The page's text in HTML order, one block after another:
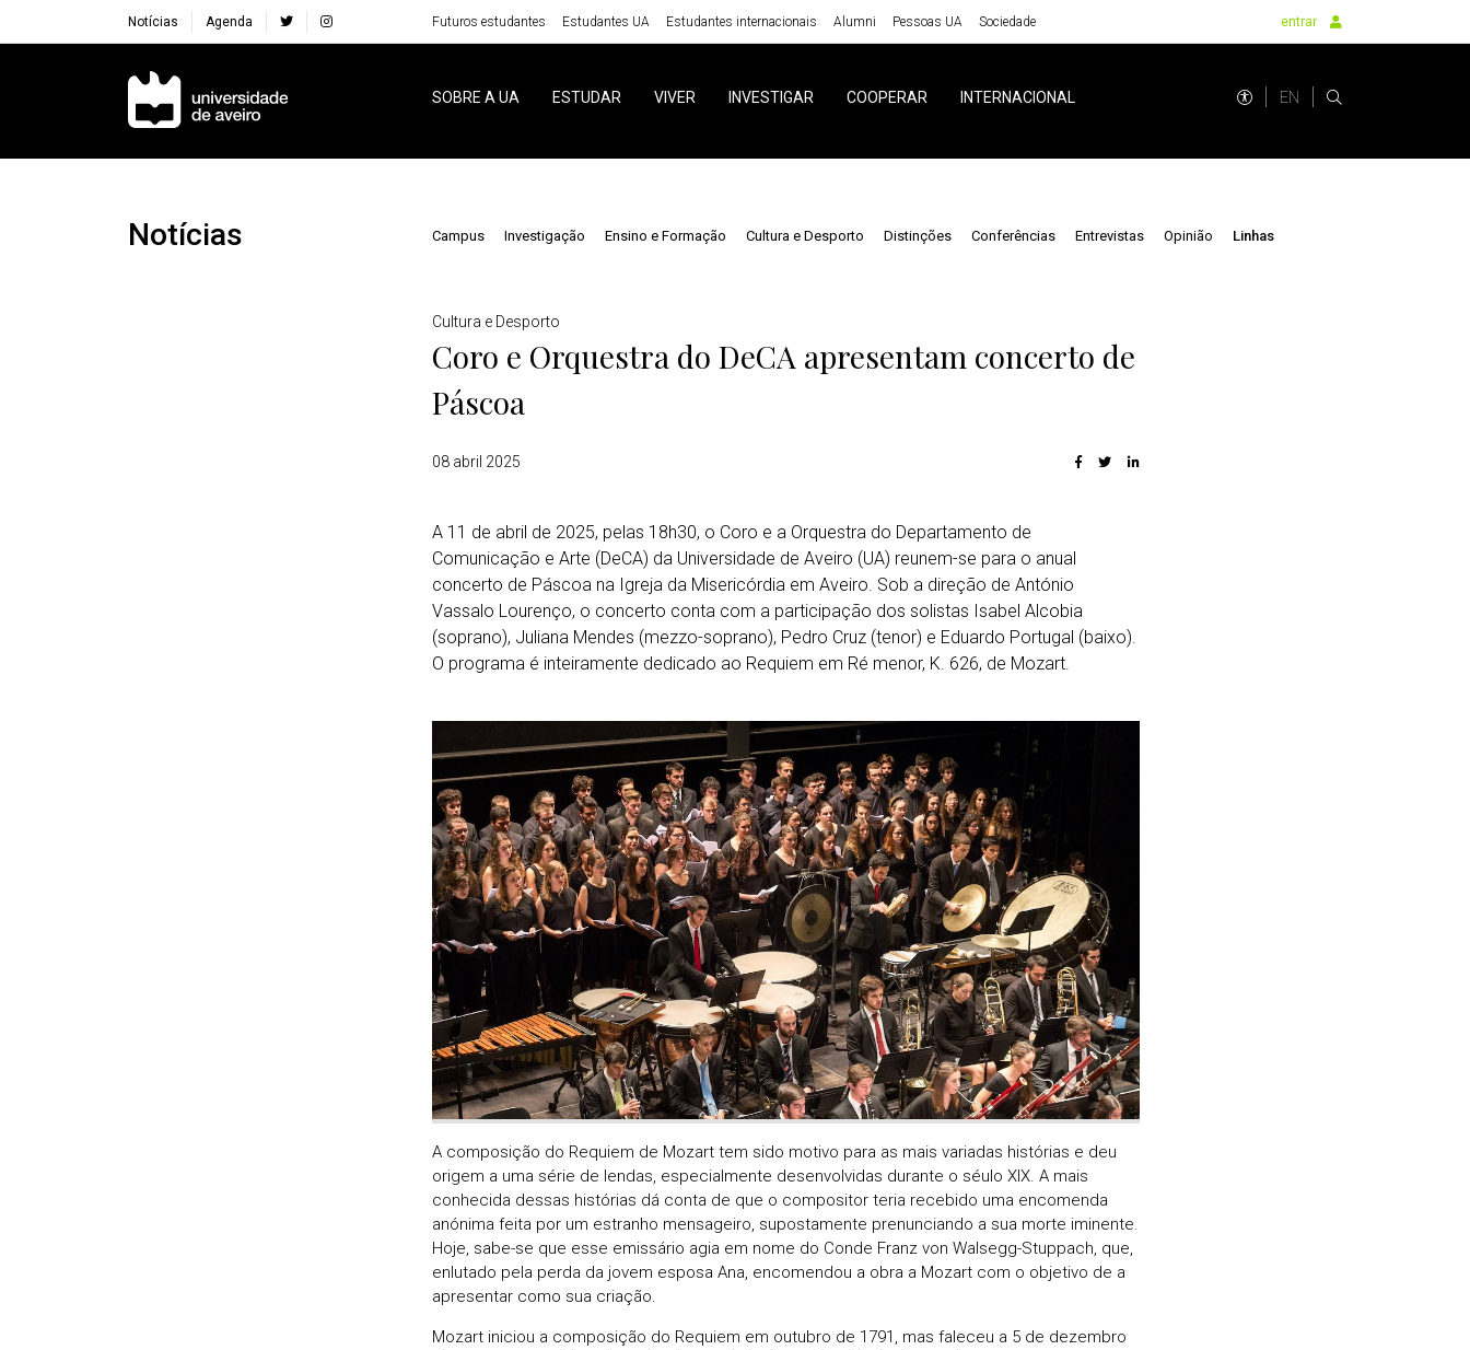
Notícias Agenda Futuros estudantes Estudantes UA Estudantes internacionais Alumni Pessoas UA Sociedade entrar
Navegação Principal
SOBRE A UA ESTUDAR VIVER INVESTIGAR COOPERAR INTERNACIONAL EN
Notícias Campus Investigação Ensino e Formação Cultura e Desporto Distinções Conferências Entrevistas Opinião Linhas
Cultura e Desporto
Coro e Orquestra do DeCA apresentam concerto de
Páscoa
08 abril 2025
A 11 de abril de 2025, pelas 18h30, o Coro e a Orquestra do Departamento de
Comunicação e Arte (DeCA) da Universidade de Aveiro (UA) reunem-se para o anual
concerto de Páscoa na Igreja da Misericórdia em Aveiro. Sob a direção de António
Vassalo Lourenço, o concerto conta com a participação dos solistas Isabel Alcobia
(soprano), Juliana Mendes (mezzo-soprano), Pedro Cruz (tenor) e Eduardo Portugal (baixo).
O programa é inteiramente dedicado ao Requiem em Ré menor, K. 626, de Mozart.
A composição do Requiem de Mozart tem sido motivo para as mais variadas histórias e deu
origem a uma série de lendas, especialmente desenvolvidas durante o séulo XIX. A mais
conhecida dessas histórias dá conta de que o compositor teria recebido uma encomenda
anónima feita por um estranho mensageiro, supostamente prenunciando a sua morte iminente.
Hoje, sabe-se que esse emissário agia em nome do Conde Franz von Walsegg-Stuppach, que,
enlutado pela perda da jovem esposa Ana, encomendou a obra a Mozart com o objetivo de a
apresentar como sua criação.
Mozart iniciou a composição do Requiem em outubro de 1791, mas faleceu a 5 de dezembro